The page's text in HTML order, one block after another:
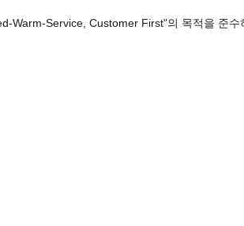
Warm-Service, Customer First"의 목적을 준